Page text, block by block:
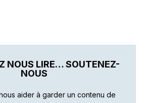
NOUS LIRE… SOUTENEZ-
NOUS
aider à garder un contenu de